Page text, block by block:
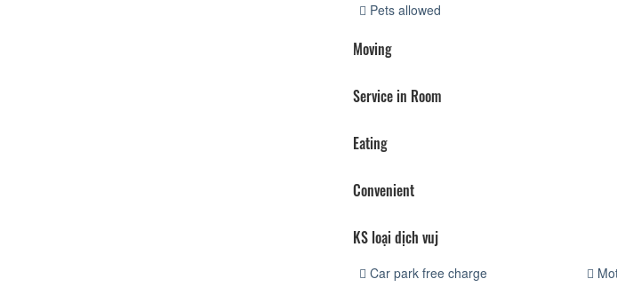
Pets allowed
Moving
Service in Room
Eating
Convenient
KS loại dịch vuj
Car park free charge